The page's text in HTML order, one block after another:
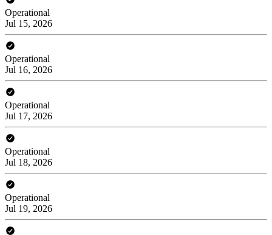
Operational
Jul 15, 2026
Operational
Jul 16, 2026
Operational
Jul 17, 2026
Operational
Jul 18, 2026
Operational
Jul 19, 2026